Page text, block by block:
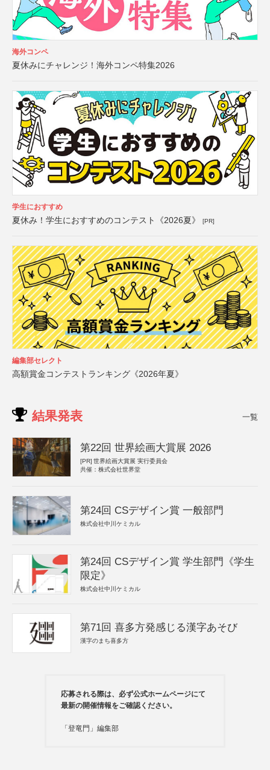
海外コンペ
夏休みにチャレンジ！海外コンペ特集2026
学生におすすめ
夏休み！学生におすすめのコンテスト《2026夏》 [PR]
編集部セレクト
高額賞金コンテストランキング《2026年夏》
結果発表 一覧
第22回 世界絵画大賞展 2026
[PR] 世界絵画大賞展 実行委員会
共催：株式会社世界堂
第24回 CSデザイン賞 一般部門
株式会社中川ケミカル
第24回 CSデザイン賞 学生部門《学生
限定》
株式会社中川ケミカル
第71回 喜多方発感じる漢字あそび
漢字のまち喜多方
応募される際は、必ず公式ホームページにて
最新の開催情報をご確認ください。
「登竜門」編集部